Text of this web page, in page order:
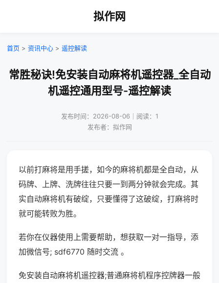
拟作网
首页 > 资讯中心 > 遥控解读
常胜秘诀!免安装自动麻将机遥控器_全自动
机遥控通用型号-遥控解读
发布时间：2026-08-06｜阅读：1
发布者：拟作网
以前打麻将是用手搓，如今的麻将机都是全自动，从
码牌、上牌、洗牌往往只要一到两分钟就会完成。其
实自动麻将机有破绽，只要懂得了这破绽，打麻将时
就可能转败为胜。
若你在仪器使用上需要帮助，想获取一对一指导，添
加微信号; sdf6770 随时交流 。
免安装自动麻将机遥控器;普通麻将机程序控牌器一般